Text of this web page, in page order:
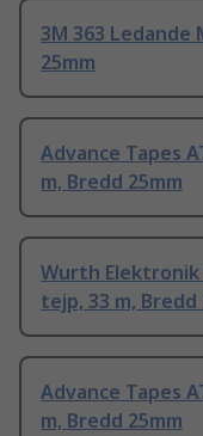
3M 363 Ledande
25mm
Advance Tapes
m, Bredd 25mm
Wurth Elektronik
tejp, 33 m, Bredd
Advance Tapes
m, Bredd 25mm